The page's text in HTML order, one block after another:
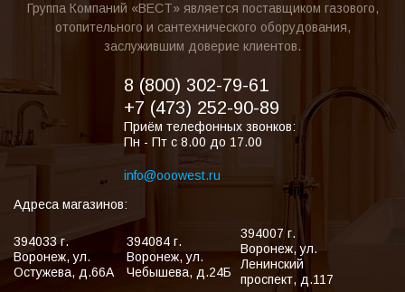
Группа Компаний «ВЕСТ» является поставщиком газового,
отопительного и сантехнического оборудования,
заслужившим доверие клиентов.
8 (800) 302-79-61
+7 (473) 252-90-89
Приём телефонных звонков:
Пн - Пт с 8.00 до 17.00
info@ooowest.ru
Адреса магазинов:
394033 г.
Воронеж,ул.
Остужева, д.66А
394084 г.
Воронеж,ул.
Чебышева, д.24Б
394007 г.
Воронеж,ул.
Ленинский
проспект, д.117